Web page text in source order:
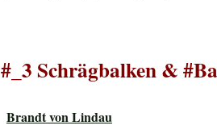
#_3 Schrägbalken &
Brandt von Lindau